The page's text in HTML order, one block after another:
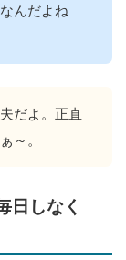
んだよね
だよ。正直
～。
日しなく